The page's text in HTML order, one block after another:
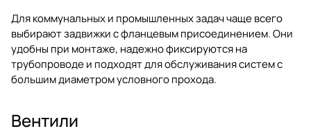
Для коммунальных и промышленных задач чаще всего
выбираютзадвижкис фланцевым присоединением. Они
удобны при монтаже, надежно фиксируются на
трубопроводе и подходят для обслуживания систем с
большим диаметром условного прохода.
Вентили